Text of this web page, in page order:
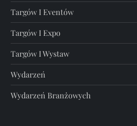
Targów I Eventów
Targów I Expo
Targów I Wystaw
Wydarzeń
Wydarzeń Branżowych